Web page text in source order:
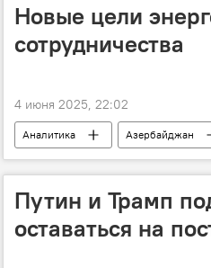
Новые цели
сотрудничества
4 июня 2025, 22:02
Аналитика Азербайджан
энергетика
Путин и Трамп
оставаться на